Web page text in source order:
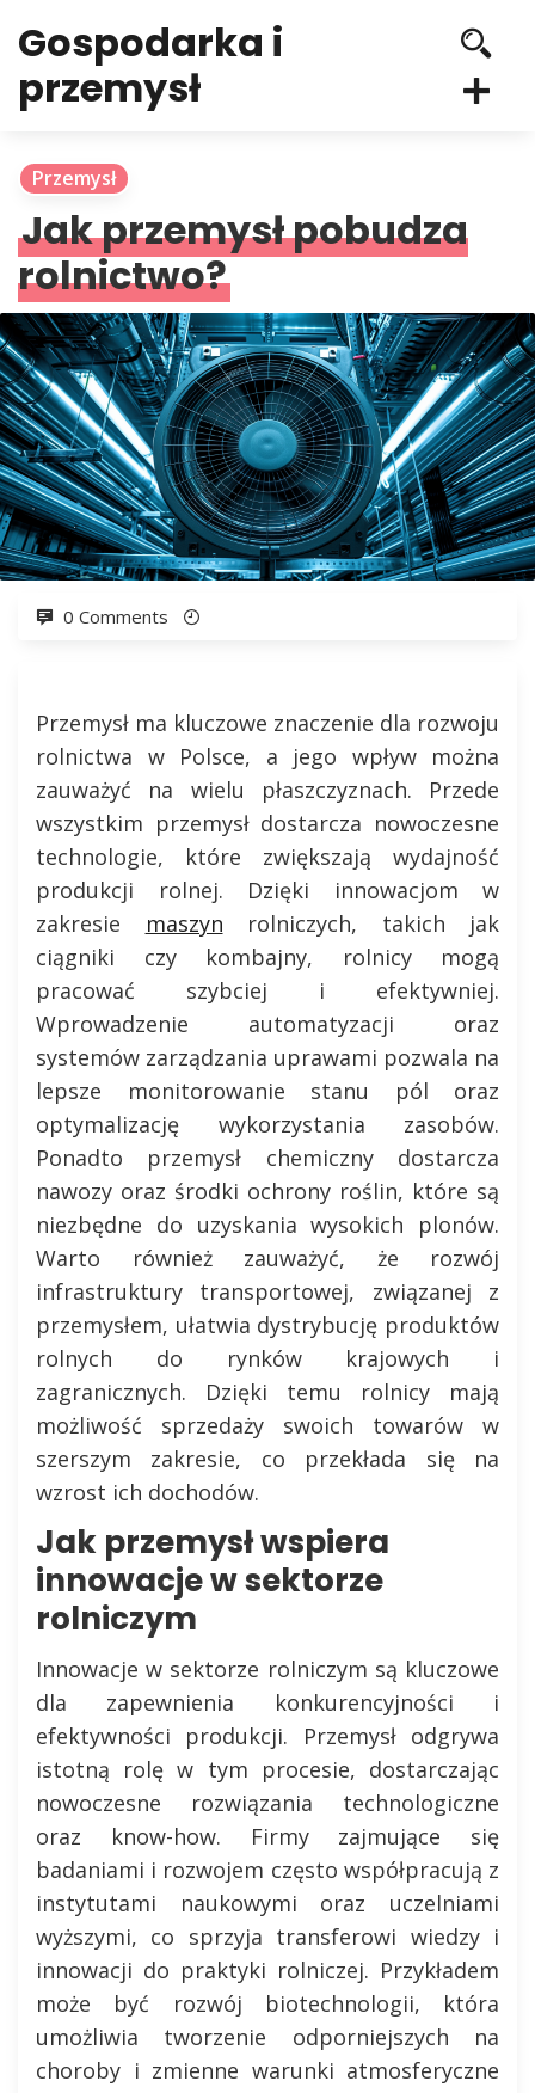
Gospodarka i
przemysł
Przemysł
Jak przemysł pobudza
rolnictwo?
0 Comments
Przemysł ma kluczowe znaczenie dla rozwoju
rolnictwa w Polsce, a jego wpływ można
zauważyć na wielu płaszczyznach. Przede
wszystkim przemysł dostarcza nowoczesne
technologie, które zwiększają wydajność
produkcji rolnej. Dzięki innowacjom w
zakresie
maszyn rolniczych, takich jak
ciągniki czy kombajny, rolnicy mogą
pracować szybciej i efektywniej.
Wprowadzenie automatyzacji oraz
systemów zarządzania uprawami pozwala na
lepsze monitorowanie stanu pól oraz
optymalizację wykorzystania zasobów.
Ponadto przemysł chemiczny dostarcza
nawozy oraz środki ochrony roślin, które są
niezbędne do uzyskania wysokich plonów.
Warto również zauważyć, że rozwój
infrastruktury transportowej, związanej z
przemysłem, ułatwia dystrybucję produktów
rolnych do rynków krajowych i
zagranicznych. Dzięki temu rolnicy mają
możliwość sprzedaży swoich towarów w
szerszym zakresie, co przekłada się na
wzrost ich dochodów.
Jak przemysł wspiera
innowacje w sektorze
rolniczym
Innowacje w sektorze rolniczym są kluczowe
dla zapewnienia konkurencyjności i
efektywności produkcji. Przemysł odgrywa
istotną rolę w tym procesie, dostarczając
nowoczesne rozwiązania technologiczne
oraz know-how. Firmy zajmujące się
badaniami i rozwojem często współpracują z
instytutami naukowymi oraz uczelniami
wyższymi, co sprzyja transferowi wiedzy i
innowacji do praktyki rolniczej. Przykładem
może być rozwój biotechnologii, która
umożliwia tworzenie odporniejszych na
choroby i zmienne warunki atmosferyczne